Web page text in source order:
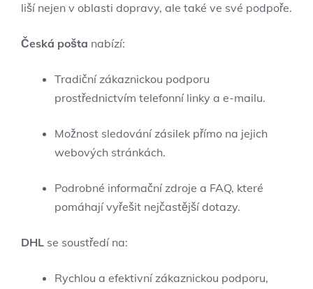
liší nejen v oblasti dopravy, ale také ve své podpoře.
Česká pošta nabízí:
Tradiční zákaznickou podporu
prostřednictvím telefonní linky a e-mailu.
Možnost sledování zásilek přímo na jejich
webových stránkách.
Podrobné informační zdroje a FAQ, které
pomáhají vyřešit nejčastější dotazy.
DHL se soustředí na:
Rychlou a efektivní zákaznickou podporu,